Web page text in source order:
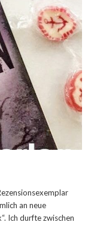
an neue
Ich durfte zwischen